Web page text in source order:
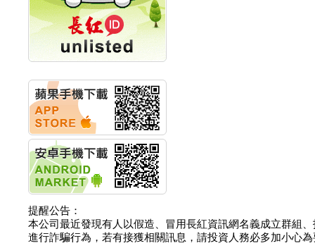
量
秀育企業:秀育SHO-U儲
能系統 獲國內首張CNS
認證
聯博投信:聯博00404A
華旭先進:代重要子公司
碩通散熱股份有限公司
公告董事會通過發言人
及代理發
華旭先進:代重要子公司
碩通散熱股份有限公司
公告董事會決議發行員
工認股權
華旭先進:代重要子公司
碩通散熱股份有限公司
公告董事會追認113年
向關係
提醒公告：
本公司最近發現有人以假造、冒用長紅資訊網名義成立群組
進行詐騙行為，若有接獲相關訊息，請投資人務必多加小心